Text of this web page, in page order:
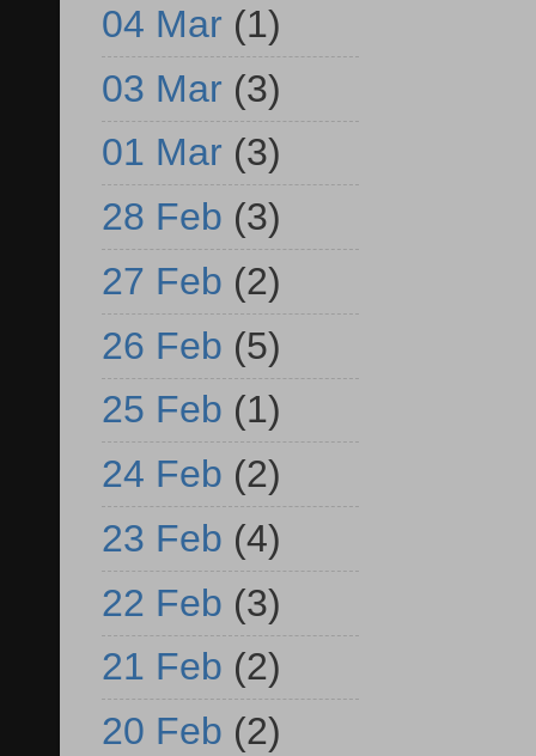
04 Mar (1)
03 Mar (3)
01 Mar (3)
28 Feb (3)
27 Feb (2)
26 Feb (5)
25 Feb (1)
24 Feb (2)
23 Feb (4)
22 Feb (3)
21 Feb (2)
20 Feb (2)